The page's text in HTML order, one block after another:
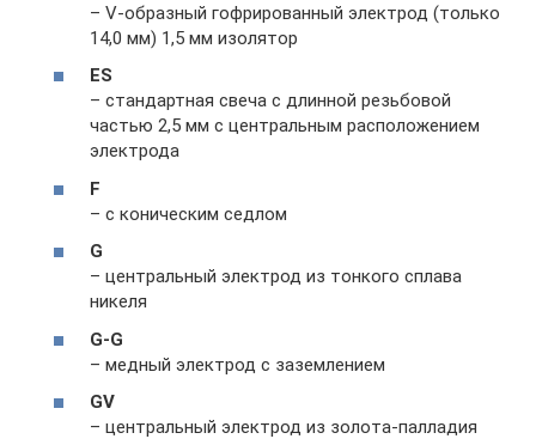
– V-образный гофрированный электрод (только
14,0 мм) 1,5 мм изолятор
ES
– стандартная свеча с длинной резьбовой
частью 2,5 мм с центральным расположением
электрода
F
– с коническим седлом
G
– центральный электрод из тонкого сплава
никеля
G-G
– медный электрод с заземлением
GV
– центральный электрод из золота-палладия